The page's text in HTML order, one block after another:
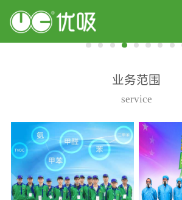
业务范围
service